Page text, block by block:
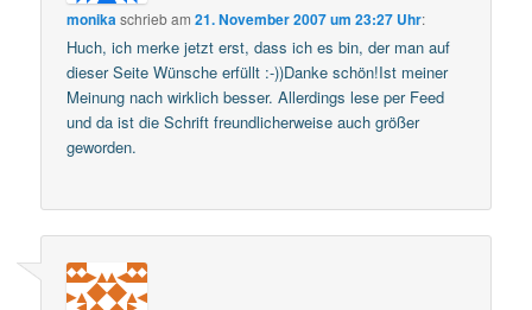
monikaschriebam21. November 2007 um 23:27 Uhr:
Huch, ich merke jetzt erst, dass ich es bin, der man auf
dieser Seite Wünsche erfüllt :-))Danke schön!Ist meiner
Meinung nach wirklich besser. Allerdings lese per Feed
und da ist die Schrift freundlicherweise auch größer
geworden.